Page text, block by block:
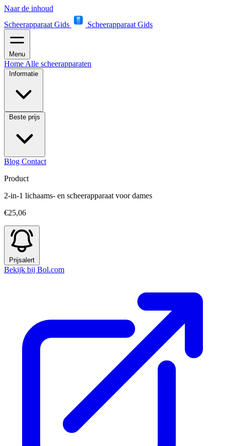
Naar de inhoud
Scheerapparaat Gids
Scheerapparaat Gids
Menu
Home Alle scheerapparaten
Informatie
Beste prijs
Blog Contact
Product
2-in-1 lichaams- en scheerapparaat voor dames
€25,06
Prijsalert
Bekijk bij Bol.com